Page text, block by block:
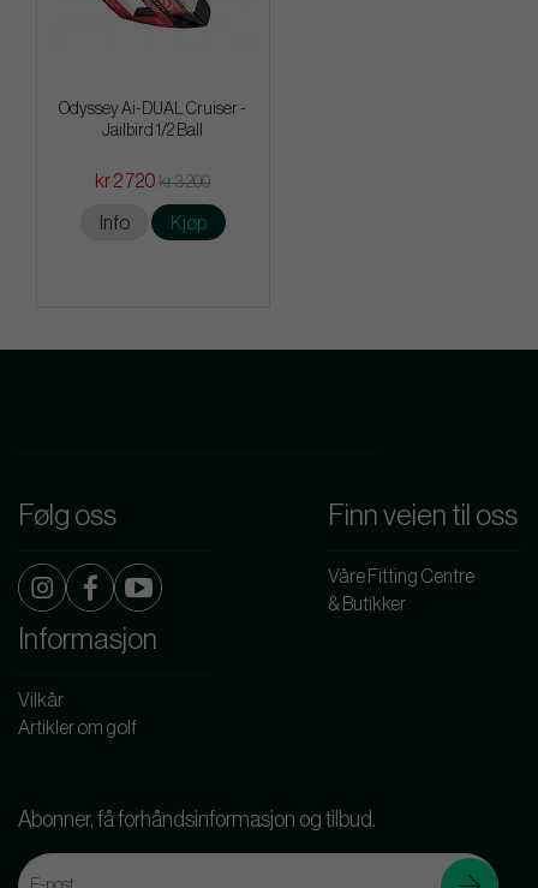
Odyssey Ai-DUAL Cruiser -
Jailbird 1/2 Ball
kr 2 720 kr 3 200
Info Kjøp
Følg oss Finn veien til oss
Våre Fitting Centre
& Butikker
Informasjon
Vilkår
Artikler om golf
Abonner, få forhåndsinformasjon og tilbud.